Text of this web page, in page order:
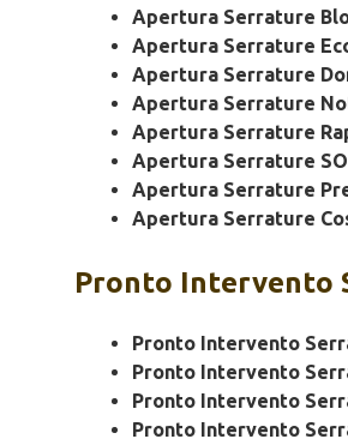
Apertura Serrature
Apertura Serrature
Apertura Serrature
Apertura Serrature
Apertura Serrature
Apertura Serrature
Apertura Serrature
Apertura Serrature
Pronto Intervento
Pronto Intervento
Pronto Intervento
Pronto Intervento
Pronto Intervento